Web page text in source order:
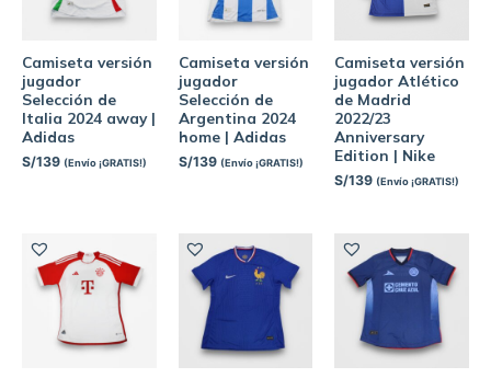
Camiseta versión
jugador
Selección de
Italia 2024 away |
Adidas
S/139 (Envío ¡GRATIS!)
Camiseta versión
jugador
Selección de
Argentina 2024
home | Adidas
S/139 (Envío ¡GRATIS!)
Camiseta versión
jugador Atlético
de Madrid
2022/23
Anniversary
Edition | Nike
S/139 (Envío ¡GRATIS!)